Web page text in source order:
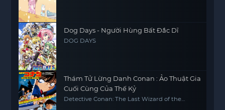
Dog Days - Người Hùng Bất Đắc Dĩ
DOG DAYS
Thám Tử Lừng Danh Conan : Ảo Thuật Gia
Cuối Cùng Của Thế Kỷ
Detective Conan: The Last Wizard of the